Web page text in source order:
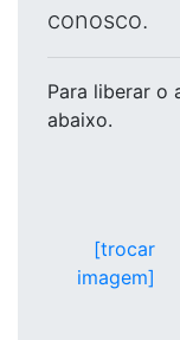
conosco.
Para liberar o
abaixo.
[trocar
imagem]